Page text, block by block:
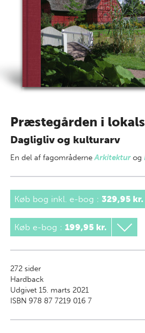
Præstegården i
Dagligliv og kulturarv
En del af fagområderneArkitekturog
Køb bog inkl. e-bog : 329,95 kr.
Køb e-bog : 199,95 kr.
272 sider
Hardback
Udgivet 15. marts 2021
ISBN 978 87 7219 016 7